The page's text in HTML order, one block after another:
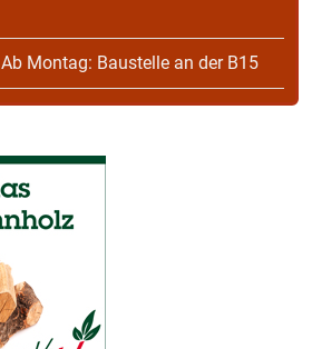
Ab Montag: Baustelle an der B15